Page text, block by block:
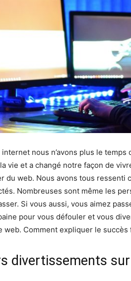
internet nous n’avons plus le
vie et a changé notre façon de
du web. Nous avons tous ressenti
Nombreuses sont même les
Si vous aussi, vous aimez
pour vous défouler et vous
web. Comment expliquer le succès
divertissements